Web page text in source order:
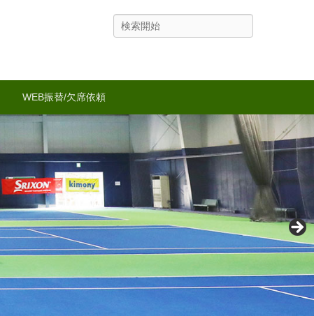
索
WEB振替/欠席依頼